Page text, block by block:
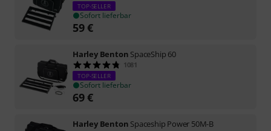
TOP-SELLER
Sofort lieferbar
59€
Harley Benton SpaceShip 60
1081
TOP-SELLER
Sofort lieferbar
69€
Harley Benton Spaceship Power 50M-B